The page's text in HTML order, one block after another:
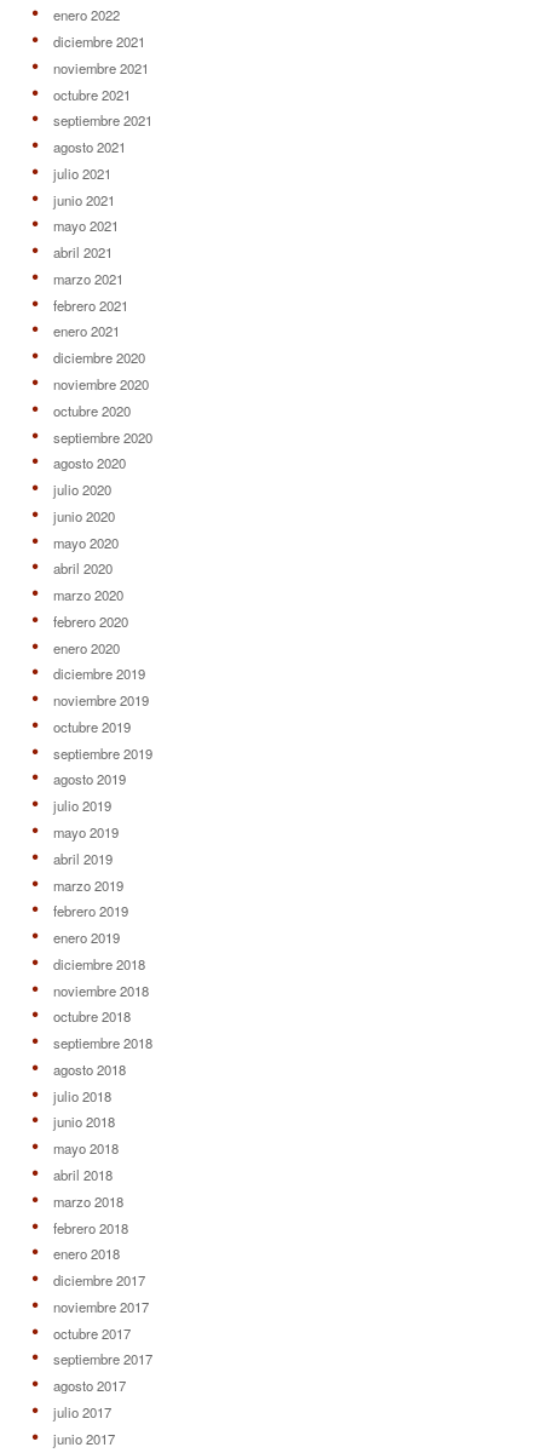
enero 2022
diciembre 2021
noviembre 2021
octubre 2021
septiembre 2021
agosto 2021
julio 2021
junio 2021
mayo 2021
abril 2021
marzo 2021
febrero 2021
enero 2021
diciembre 2020
noviembre 2020
octubre 2020
septiembre 2020
agosto 2020
julio 2020
junio 2020
mayo 2020
abril 2020
marzo 2020
febrero 2020
enero 2020
diciembre 2019
noviembre 2019
octubre 2019
septiembre 2019
agosto 2019
julio 2019
mayo 2019
abril 2019
marzo 2019
febrero 2019
enero 2019
diciembre 2018
noviembre 2018
octubre 2018
septiembre 2018
agosto 2018
julio 2018
junio 2018
mayo 2018
abril 2018
marzo 2018
febrero 2018
enero 2018
diciembre 2017
noviembre 2017
octubre 2017
septiembre 2017
agosto 2017
julio 2017
junio 2017